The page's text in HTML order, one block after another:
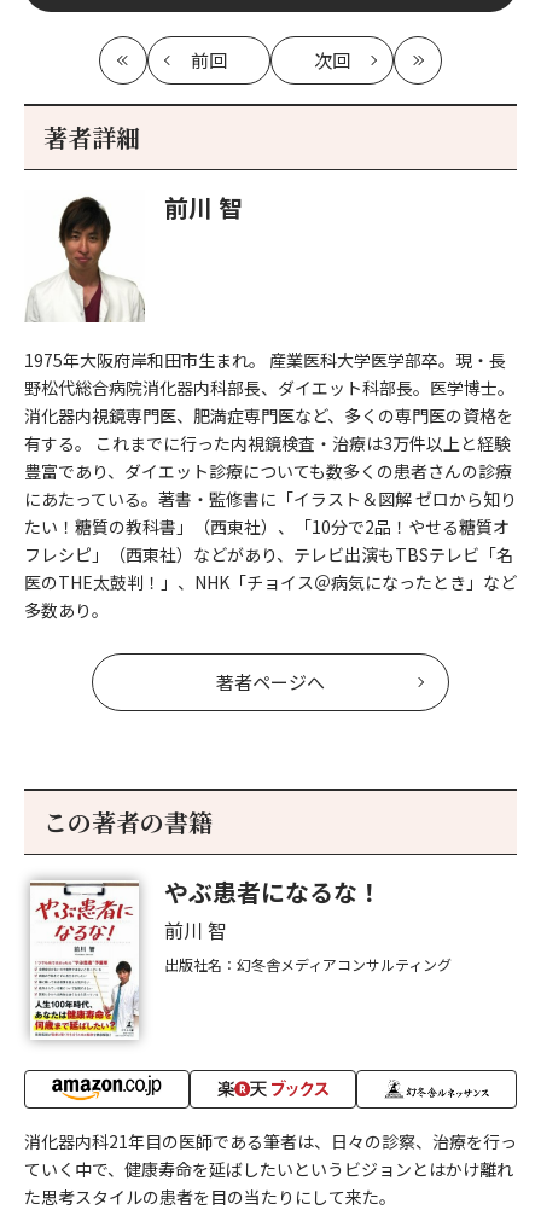
最
初
前回
記
次回
記
最
新
著者詳細
前川 智
1975年大阪府岸和田市生まれ。 産業医科大学医学部卒。現・長
野松代総合病院消化器内科部長、ダイエット科部長。医学博士。
消化器内視鏡専門医、肥満症専門医など、多くの専門医の資格を
有する。 これまでに行った内視鏡検査・治療は3万件以上と経験
豊富であり、ダイエット診療についても数多くの患者さんの診療
にあたっている。著書・監修書に「イラスト＆図解 ゼロから知り
たい！糖質の教科書」（西東社）、「10分で2品！やせる糖質オ
フレシピ」（西東社）などがあり、テレビ出演もTBSテレビ「名
医のTHE太鼓判！」、NHK「チョイス＠病気になったとき」など
多数あり。
著者ページへ
この著者の書籍
やぶ患者になるな！
前川 智
出版社名：幻冬舎メディアコンサルティング
消化器内科21年目の医師である筆者は、日々の診察、治療を行っ
ていく中で、健康寿命を延ばしたいというビジョンとはかけ離れ
た思考スタイルの患者を目の当たりにして来た。